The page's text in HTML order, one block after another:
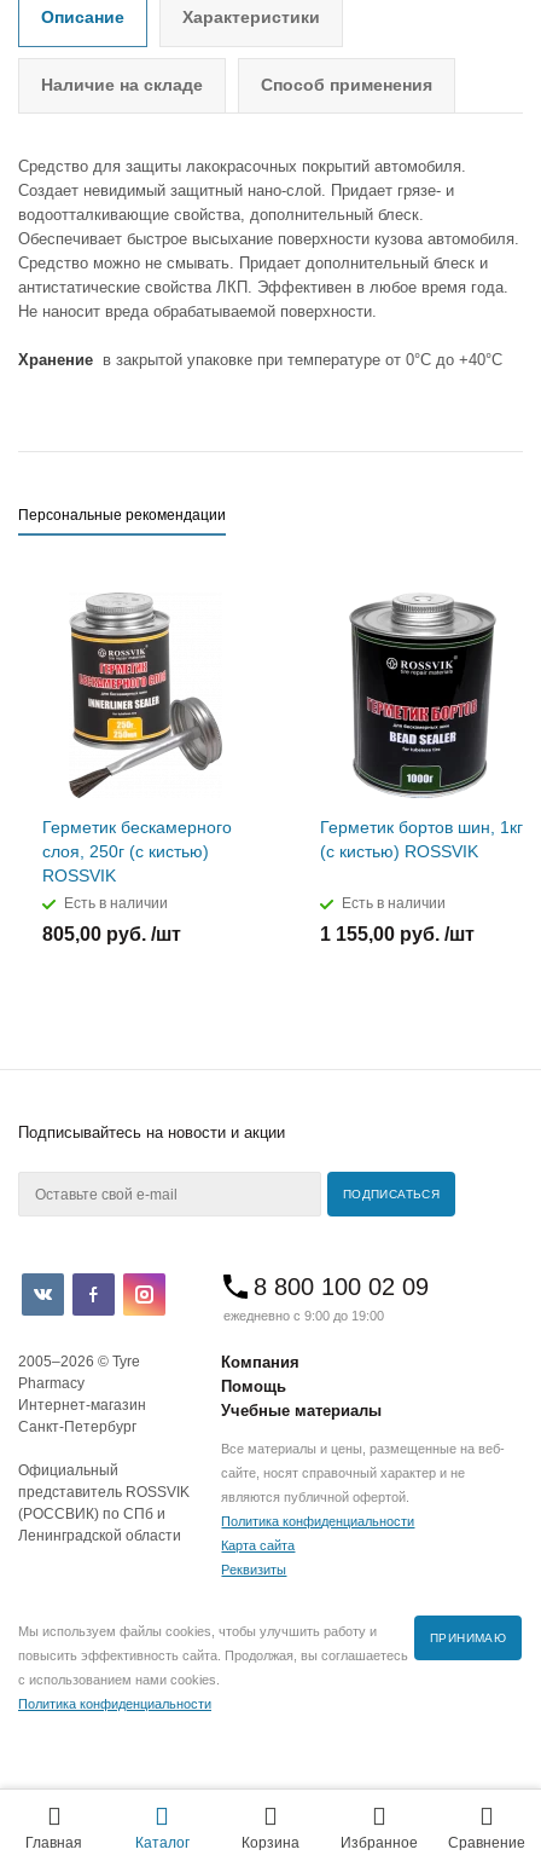
Описание Характеристики
Наличие на складе Способ применения
Средство для защиты лакокрасочных покрытий автомобиля.
Создает невидимый защитный нано-слой. Придает грязе- и
водоотталкивающие свойства, дополнительный блеск.
Обеспечивает быстрое высыхание поверхности кузова автомобиля.
Средство можно не смывать. Придает дополнительный блеск и
антистатические свойства ЛКП. Эффективен в любое время года.
Не наносит вреда обрабатываемой поверхности.
Хранение в закрытой упаковке при температуре от 0°С до +40°С
Персональные рекомендации
Герметик бескамерного
слоя, 250г (с кистью)
ROSSVIK
Есть в наличии
805,00 руб. /шт
Герметик бортов шин, 1кг
(с кистью) ROSSVIK
Есть в наличии
1 155,00 руб. /шт
Подписывайтесь на новости и акции
8 800 100 02 09
ежедневно с 9:00 до 19:00
2005–2026 © Tyre
Pharmacy
Интернет-магазин
Санкт-Петербург
Официальный
представитель ROSSVIK
(РОССВИК) по СПб и
Ленинградской области
Компания
Помощь
Учебные материалы
Все материалы и цены, размещенные на веб-
сайте, носят справочный характер и не
являются публичной офертой.
Политика конфиденциальности
Карта сайта
Реквизиты
Мы используем файлы cookies, чтобы улучшить работу и
повысить эффективность сайта. Продолжая, вы соглашаетесь
с использованием нами cookies.
Политика конфиденциальности
ПРИНИМАЮ
Главная Каталог Корзина Избранное Сравнение